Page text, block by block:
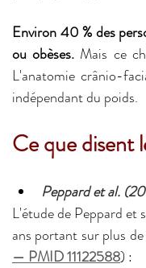
Environ 40 % des
ou obèses. Mais ce
L'anatomie crânio-
indépendant du poids.
Ce que disent
Peppard et al.
L'étude de Peppard et
ans portant sur plus
— PMID 11122588) :